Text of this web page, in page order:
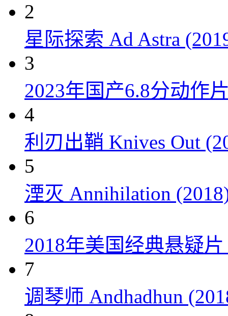
2
星际探索 Ad Astra
3
2023年国产6.8分动作
4
利刃出鞘 Knives Out
5
湮灭 Annihilation
6
2018年美国经典悬疑
7
调琴师 Andhadhun